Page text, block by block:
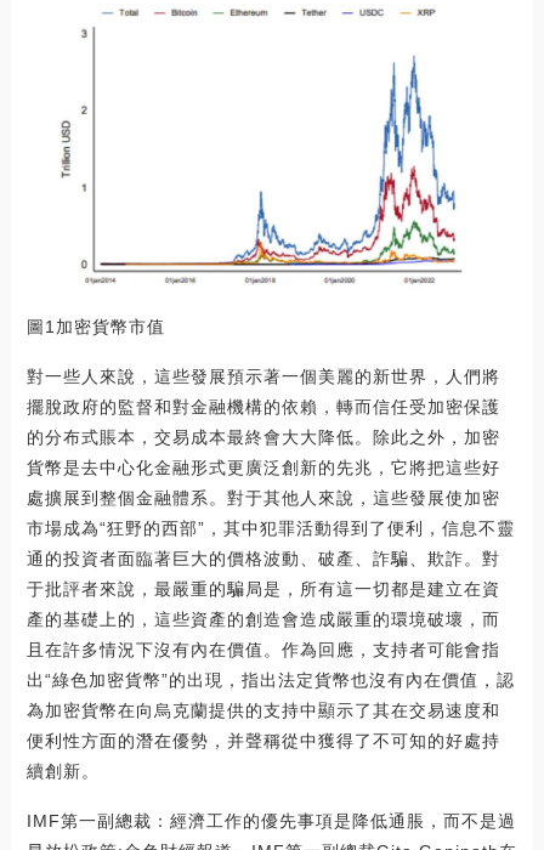
圖1加密貨幣市值
對一些人來說，這些發展預示著一個美麗的新世界，人們將
擺脫政府的監督和對金融機構的依賴，轉而信任受加密保護
的分布式賬本，交易成本最終會大大降低。除此之外，加密
貨幣是去中心化金融形式更廣泛創新的先兆，它將把這些好
處擴展到整個金融體系。對于其他人來說，這些發展使加密
市場成為“狂野的西部”，其中犯罪活動得到了便利，信息不靈
通的投資者面臨著巨大的價格波動、破產、詐騙、欺詐。對
于批評者來說，最嚴重的騙局是，所有這一切都是建立在資
產的基礎上的，這些資產的創造會造成嚴重的環境破壞，而
且在許多情況下沒有內在價值。作為回應，支持者可能會指
出“綠色加密貨幣”的出現，指出法定貨幣也沒有內在價值，認
為加密貨幣在向烏克蘭提供的支持中顯示了其在交易速度和
便利性方面的潛在優勢，并聲稱從中獲得了不可知的好處持
續創新。
IMF第一副總裁：經濟工作的優先事項是降低通脹，而不是過